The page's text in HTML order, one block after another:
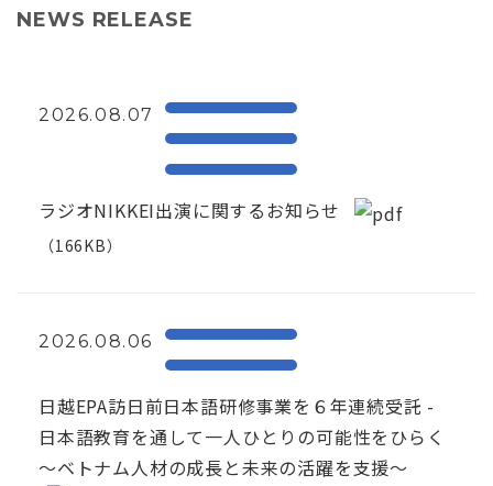
NEWS RELEASE
2026.08.07
ラジオNIKKEI出演に関するお知らせ
（166KB）
2026.08.06
日越EPA訪日前日本語研修事業を６年連続受託 -
日本語教育を通して一人ひとりの可能性をひらく
～ベトナム人材の成長と未来の活躍を支援～